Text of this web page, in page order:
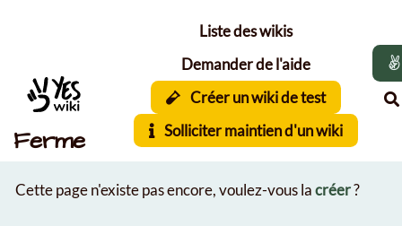
Ferme
Liste des wikis
Demander de l'aide
Créer un wiki de test
Solliciter maintien d'un wiki
Cette page n'existe pas encore, voulez-vous lacréer?